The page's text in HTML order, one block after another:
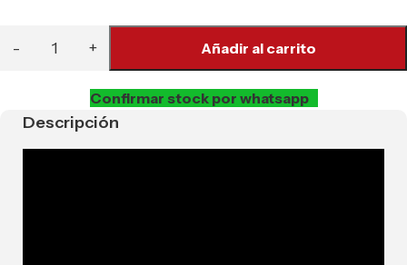
Añadir al carrito
Confirmar stock por whatsapp
Descripción